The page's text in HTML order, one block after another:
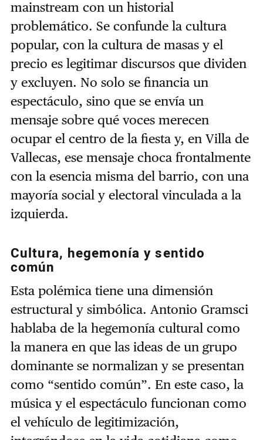
mainstream con un historial
problemático. Se confunde la cultura
popular, con la cultura de masas y el
precio es legitimar discursos que dividen
y excluyen. No solo se financia un
espectáculo, sino que se envía un
mensaje sobre qué voces merecen
ocupar el centro de la fiesta y, en Villa de
Vallecas, ese mensaje choca frontalmente
con la esencia misma del barrio, con una
mayoría social y electoral vinculada a la
izquierda.
Cultura, hegemonía y sentido
común
Esta polémica tiene una dimensión
estructural y simbólica. Antonio Gramsci
hablaba de la hegemonía cultural como
la manera en que las ideas de un grupo
dominante se normalizan y se presentan
como “sentido común”. En este caso, la
música y el espectáculo funcionan como
el vehículo de legitimización,